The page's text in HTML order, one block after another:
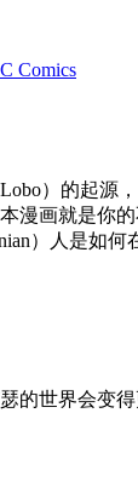
Comics
）的起源
漫画就是你
）人是如何
的世界会变得